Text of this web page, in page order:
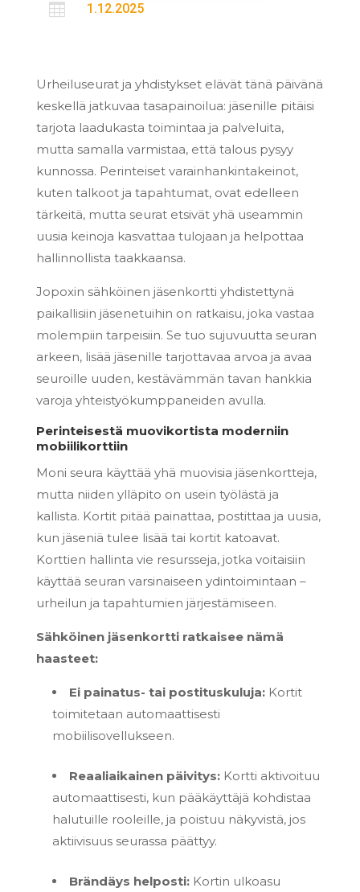
 1.12.2025
Urheiluseurat ja yhdistykset elävät tänä päivänä
keskellä jatkuvaa tasapainoilua: jäsenille pitäisi
tarjota laadukasta toimintaa ja palveluita,
mutta samalla varmistaa, että talous pysyy
kunnossa. Perinteiset varainhankintakeinot,
kuten talkoot ja tapahtumat, ovat edelleen
tärkeitä, mutta seurat etsivät yhä useammin
uusia keinoja kasvattaa tulojaan ja helpottaa
hallinnollista taakkaansa.
Jopoxin sähköinen jäsenkortti yhdistettynä
paikallisiin jäsenetuihin on ratkaisu, joka vastaa
molempiin tarpeisiin. Se tuo sujuvuutta seuran
arkeen, lisää jäsenille tarjottavaa arvoa ja avaa
seuroille uuden, kestävämmän tavan hankkia
varoja yhteistyökumppaneiden avulla.
Perinteisestä muovikortista moderniin
mobiilikorttiin
Moni seura käyttää yhä muovisia jäsenkortteja,
mutta niiden ylläpito on usein työlästä ja
kallista. Kortit pitää painattaa, postittaa ja uusia,
kun jäseniä tulee lisää tai kortit katoavat.
Korttien hallinta vie resursseja, jotka voitaisiin
käyttää seuran varsinaiseen ydintoimintaan –
urheilun ja tapahtumien järjestämiseen.
Sähköinen jäsenkortti ratkaisee nämä
haasteet:
Ei painatus- tai postituskuluja:Kortit
toimitetaan automaattisesti
mobiilisovellukseen.
Reaaliaikainen päivitys:Kortti aktivoituu
automaattisesti, kun pääkäyttäjä kohdistaa
halutuille rooleille, ja poistuu näkyvistä, jos
aktiivisuus seurassa päättyy.
Brändäys helposti:Kortin ulkoasu